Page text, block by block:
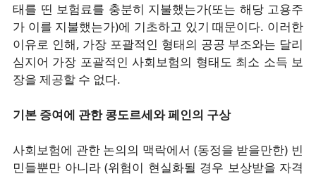
태를 띤 보험료를 충분히 지불했는가(또는 해당 고용주
가 이를 지불했는가)에 기초하고 있기 때문이다. 이러한
이유로 인해, 가장 포괄적인 형태의 공공 부조와는 달리
심지어 가장 포괄적인 사회보험의 형태도 최소 소득 보
장을 제공할 수 없다.
기본 증여에 관한 콩도르세와 페인의 구상
사회보험에 관한 논의의 맥락에서 (동정을 받을만한) 빈
민들뿐만 아니라 (위험이 현실화될 경우 보상받을 자격